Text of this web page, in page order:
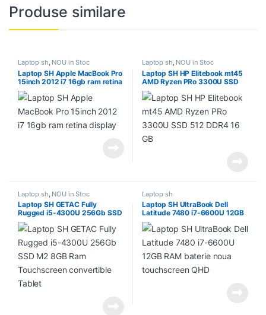
Produse similare
Laptop sh, NOU in Stoc
Laptop SH Apple MacBook Pro
15inch 2012 i7 16gb ram retina
display
Laptop sh, NOU in Stoc
Laptop SH HP Elitebook mt45
AMD Ryzen PRo 3300U SSD
512 DDR4 16 GB
Laptop sh NOU in Stoc
Laptop SH GETAC Fully
Rugged i5-4300U 256Gb SSD
M2 8GB Ram Touchscreen
convertible Tablet
Laptop sh
Laptop SH UltraBook Dell
Latitude 7480 i7-6600U 12GB
RAM baterie noua touchscreen
QHD